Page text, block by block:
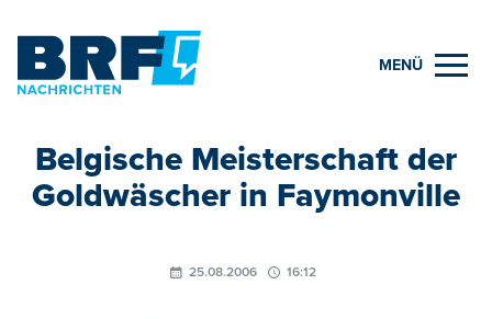
MENÜ
Belgische Meisterschaft der
Goldwäscher in Faymonville
25.08.2006 16:12